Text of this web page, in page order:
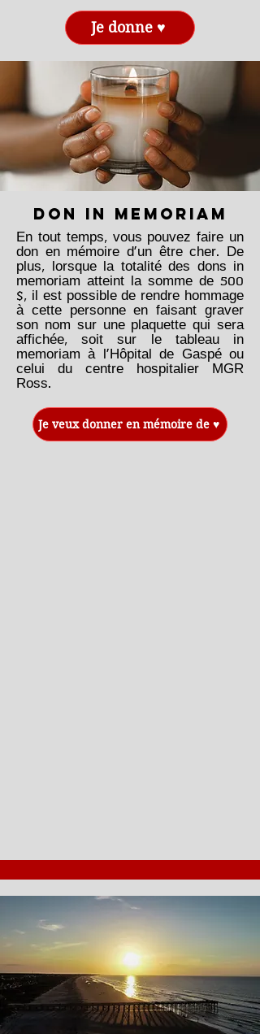
Je donne ♥
DON IN MEMORIAM
En tout temps, vous pouvez faire un
don en mémoire d'un être cher. De
plus, lorsque la totalité des dons in
memoriam atteint la somme de 500
$, il est possible de rendre hommage
à cette personne en faisant graver
son nom sur une plaquette qui sera
affichée, soit sur le tableau in
memoriam à l'Hôpital de Gaspé ou
celui du centre hospitalier MGR
Ross.
Je veux donner en mémoire de ♥